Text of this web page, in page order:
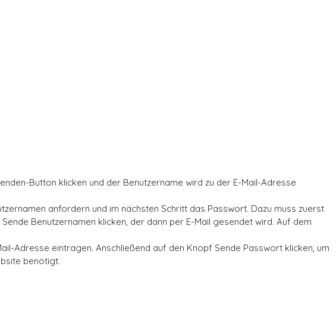
Button klicken und der Benutzername wird zu der E-Mail-Adresse
anfordern und im nächsten Schritt das Passwort. Dazu muss zuerst
Benutzernamen klicken, der dann per E-Mail gesendet wird. Auf dem
Adresse eintragen. Anschließend auf den Knopf Sende Passwort klicken, um
benötigt.